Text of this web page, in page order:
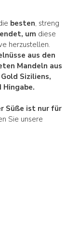
besten, streng
um diese
herzustellen.
aus den
Mandeln aus
Siziliens,
Süße ist nur für
Sie unsere